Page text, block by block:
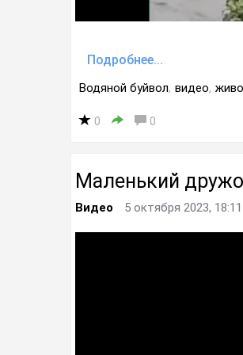
Подробнее...
Водяной буйвол, видео,
0 0
Маленький
Видео 5 октября 2023, 18:11